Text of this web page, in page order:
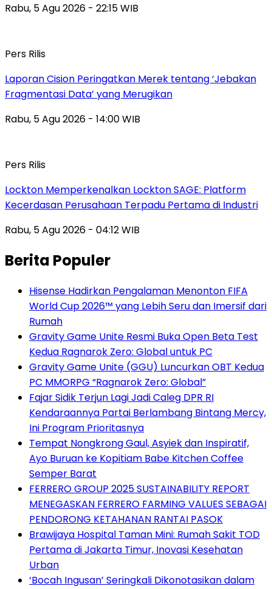
Rabu, 5 Agu 2026 - 22:15 WIB
Pers Rilis
Laporan Cision Peringatkan Merek tentang ‘Jebakan
Fragmentasi Data’ yang Merugikan
Rabu, 5 Agu 2026 - 14:00 WIB
Pers Rilis
Lockton Memperkenalkan Lockton SAGE: Platform
Kecerdasan Perusahaan Terpadu Pertama di Industri
Rabu, 5 Agu 2026 - 04:12 WIB
Berita Populer
Hisense Hadirkan Pengalaman Menonton FIFA
World Cup 2026™ yang Lebih Seru dan Imersif dari
Rumah
Gravity Game Unite Resmi Buka Open Beta Test
Kedua Ragnarok Zero: Global untuk PC
Gravity Game Unite (GGU) Luncurkan OBT Kedua
PC MMORPG “Ragnarok Zero: Global”
Fajar Sidik Terjun Lagi Jadi Caleg DPR RI
Kendaraannya Partai Berlambang Bintang Mercy,
Ini Program Prioritasnya
Tempat Nongkrong Gaul, Asyiek dan Inspiratif,
Ayo Buruan ke Kopitiam Babe Kitchen Coffee
Semper Barat
FERRERO GROUP 2025 SUSTAINABILITY REPORT
MENEGASKAN FERRERO FARMING VALUES SEBAGAI
PENDORONG KETAHANAN RANTAI PASOK
Brawijaya Hospital Taman Mini: Rumah Sakit TOD
Pertama di Jakarta Timur, Inovasi Kesehatan
Urban
‘Bocah Ingusan’ Seringkali Dikonotasikan dalam